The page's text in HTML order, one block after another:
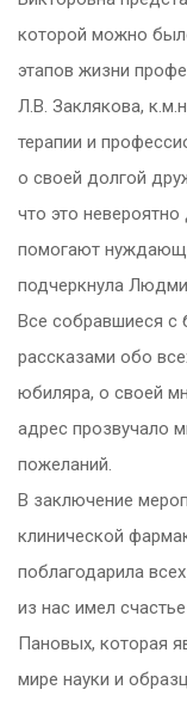
которой можно
этапов жизни
Л.В. Заклякова,
терапии и
о своей долгой
что это
помогают
подчеркнула
Все собравшиеся с
рассказами обо
юбиляра, о своей
адрес прозвучало
пожеланий.
В заключение
клинической
поблагодарила
из нас имел
Пановых, которая
мире науки и